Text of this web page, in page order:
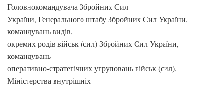
Головнокомандувача Збройних Сил
України, Генерального штабу Збройних Сил України,
командувань видів,
окремих родів військ (сил) Збройних Сил України,
командувань
оперативно-стратегічних угруповань військ (сил),
Міністерства внутрішніх